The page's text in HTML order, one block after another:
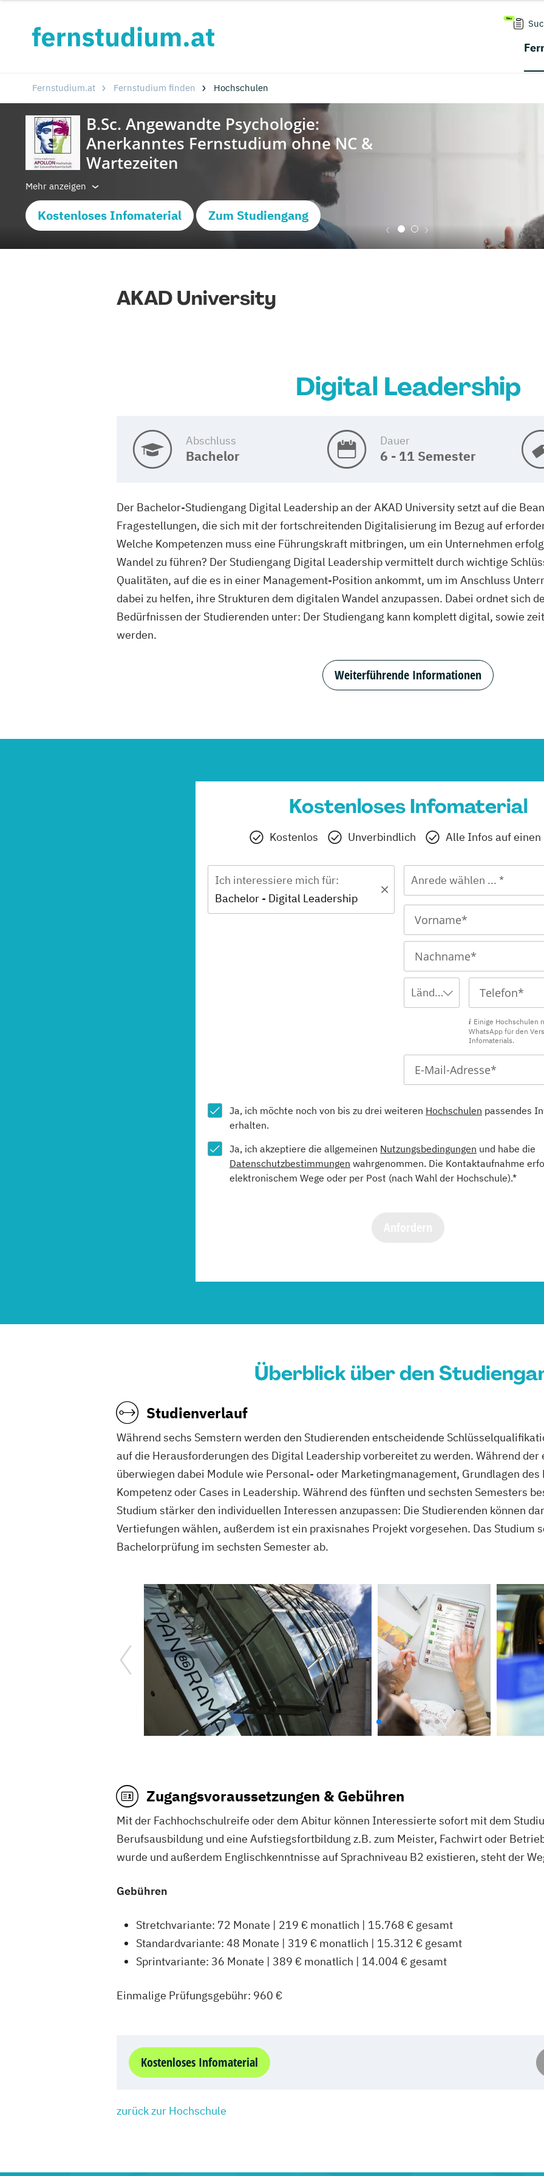
Fernstudium.at Fernstudium finden Hochschulen
Mehr anzeigen
Kostenloses Infomaterial Zum Studiengang
AKAD University
Digital Leadership
Abschluss
Bachelor
Dauer
6 - 11 Semester
Der Bachelor-Studiengang Digital Leadership an der AKAD University setzt auf die
Fragestellungen, die sich mit der fortschreitenden Digitalisierung im Bezug auf
Welche Kompetenzen muss eine Führungskraft mitbringen, um ein Unternehmen
Wandel zu führen? Der Studiengang Digital Leadership vermittelt durch wichtige
Qualitäten, auf die es in einer Management-Position ankommt, um im Anschluss
dabei zu helfen, ihre Strukturen dem digitalen Wandel anzupassen. Dabei ordnet sich
Bedürfnissen der Studierenden unter: Der Studiengang kann komplett digital, sowie
werden.
Weiterführende Informationen
Kostenloses Infomaterial
Kostenlos Unverbindlich Alle Infos auf einen
Ich interessiere mich für:
Bachelor - Digital Leadership
Anrede wählen ... *
Ländervorwahl wählen ...
Einige Hochschulen
WhatsApp für den
Infomaterials.
Ja, ich möchte noch von bis zu drei weiteren Hochschulen passendes
erhalten.
Ja, ich akzeptiere die allgemeinen Nutzungsbedingungen und habe die
Datenschutzbestimmungen wahrgenommen. Die Kontaktaufnahme
elektronischem Wege oder per Post (nach Wahl der Hochschule).*
Überblick über den
Studienverlauf
Während sechs Semstern werden den Studierenden entscheidende
auf die Herausforderungen des Digital Leadership vorbereitet zu werden. Während
überwiegen dabei Module wie Personal- oder Marketingmanagement, Grundlagen
Kompetenz oder Cases in Leadership. Während des fünften und sechsten Semesters
Studium stärker den individuellen Interessen anzupassen: Die Studierenden können
Vertiefungen wählen, außerdem ist ein praxisnahes Projekt vorgesehen. Das Studium
Bachelorprüfung im sechsten Semester ab.
Zugangsvoraussetzungen & Gebühren
Mit der Fachhochschulreife oder dem Abitur können Interessierte sofort mit dem
Berufsausbildung und eine Aufstiegsfortbildung z.B. zum Meister, Fachwirt oder
wurde und außerdem Englischkenntnisse auf Sprachniveau B2 existieren, steht der
Gebühren
Stretchvariante: 72 Monate | 219 € monatlich | 15.768 € gesamt
Standardvariante: 48 Monate | 319 € monatlich | 15.312 € gesamt
Sprintvariante: 36 Monate | 389 € monatlich | 14.004 € gesamt
Einmalige Prüfungsgebühr: 960 €
Kostenloses Infomaterial
zurück zur Hochschule